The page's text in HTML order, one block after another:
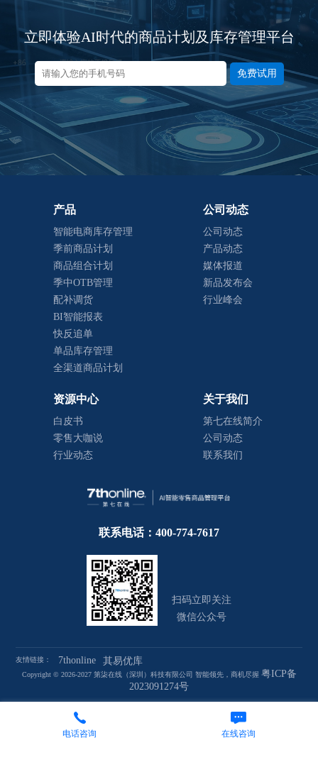
立即体验AI时代的商品计划及库存管理平台
免费试用
产品
智能电商库存管理
季前商品计划
商品组合计划
季中OTB管理
配补调货
BI智能报表
快反追单
单品库存管理
全渠道商品计划
公司动态
公司动态
产品动态
媒体报道
新品发布会
行业峰会
资源中心
白皮书
零售大咖说
行业动态
关于我们
第七在线简介
公司动态
联系我们
联系电话：400-774-7617
扫码立即关注
微信公众号
友情链接： 7thonline 其易优库
Copyright © 2026-2027 第柒在线（深圳）科技有限公司 智能领先，商机尽握 粤ICP备
2023091274号
电话咨询 在线咨询